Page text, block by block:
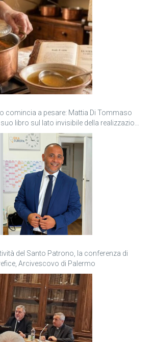
comincia a pesare: Mattia Di Tommaso
libro sul lato invisibile della realizzazione
del Santo Patrono, la conferenza di
Arcivescovo di Palermo